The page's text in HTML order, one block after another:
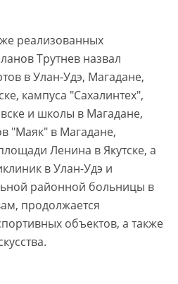
реализованных
Трутнев назвал
в Улан-Удэ, Магадане,
кампуса "Сахалинтех",
и школы в Магадане,
"Маяк" в Магадане,
Ленина в Якутске, а
в Улан-Удэ и
районной больницы в
продолжается
объектов, а также